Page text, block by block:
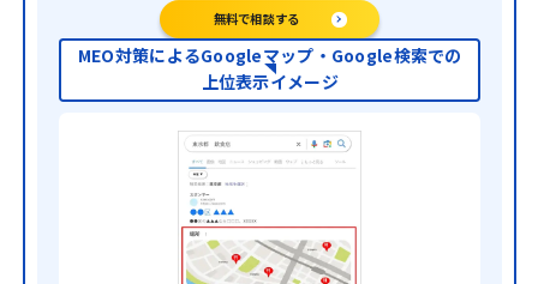
無料で相談する
MEO対策によるGoogleマップ・Google検索での
上位表示イメージ